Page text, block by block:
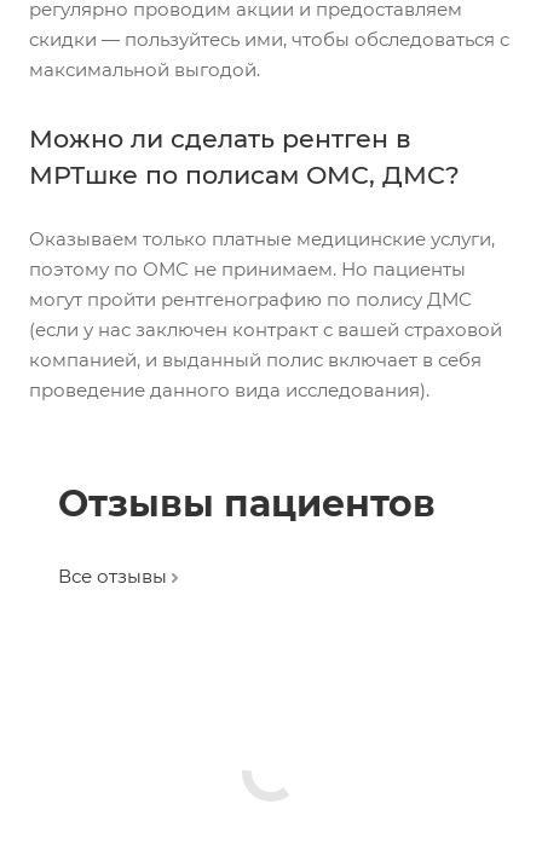
регулярно проводим акции и предоставляем
скидки — пользуйтесь ими, чтобы обследоваться с
максимальной выгодой.
Можно ли сделать рентген в
МРТшке по полисам ОМС, ДМС?
Оказываем только платные медицинские услуги,
поэтому по ОМС не принимаем. Но пациенты
могут пройти рентгенографию по полису ДМС
(если у нас заключен контракт с вашей страховой
компанией, и выданный полис включает в себя
проведение данного вида исследования).
Отзывы пациентов
Все отзывы